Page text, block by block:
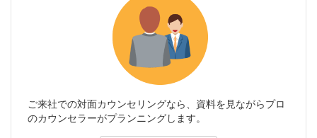
ご来社での対面カウンセリングなら、資料を見ながらプロ
のカウンセラーがプランニングします。